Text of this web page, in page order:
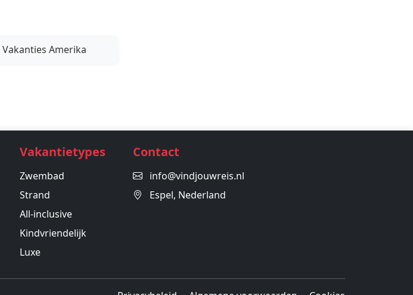
Vakanties Amerika
Vakantietypes
Zwembad
Strand
All-inclusive
Kindvriendelijk
Luxe
Contact
info@vindjouwreis.nl
Espel, Nederland